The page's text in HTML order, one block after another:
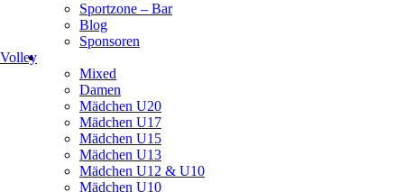
Sportzone – Bar
Blog
Sponsoren
Volley
Mixed
Damen
Mädchen U20
Mädchen U17
Mädchen U15
Mädchen U13
Mädchen U12 & U10
Mädchen U10